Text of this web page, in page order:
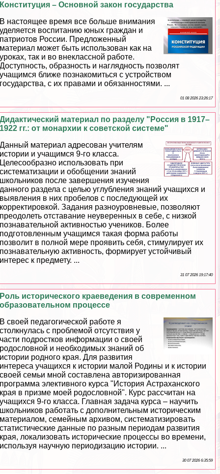
Конституция – Основной закон государства
В настоящее время все больше внимания
уделяется воспитанию юных граждан и
патриотов России. Предложенный
материал может быть использован как на
уроках, так и во внеклассной работе.
Доступность, образность и наглядность позволят
учащимся ближе познакомиться с устройством
государства, с их правами и обязанностями. ...
01 08 2026 23:26:17
Дидактический материал по разделу "Россия в 1917–
1922 гг.: от монархии к советской системе"
Данный материал адресован учителям
истории и учащимся 9-го класса.
Целесообразно использовать при
систематизации и обобщении знаний
школьников после завершения изучения
данного раздела с целью углубления знаний учащихся и
выявления в них пробелов с последующей их
корректировкой. Задания разноуровневые, позволяют
преодолеть отставание неуверенных в себе, с низкой
познавательной активностью учеников. Более
подготовленным учащимся такая форма работы
позволит в полной мере проявить себя, стимулирует их
познавательную активность, формирует устойчивый
интерес к предмету. ...
31 07 2026 19:17:40
Роль исторического краеведения в современном
образовательном процессе
В своей педагогической работе я
столкнулась с проблемой отсутствия у
части подростков информации о своей
родословной и необходимых знаний об
истории родного края. Для развития
интереса учащихся к истории малой Родины и к истории
своей семьи мной составлена авторизированная
программа элективного курса "История Астpaxaнского
края в призме моей родословной". Курс рассчитан на
учащихся 9-го класса. Главная задача курса – научить
школьников работать с дополнительным историческим
материалом, семейным архивом, систематизировать
статистические данные по разным периодам развития
края, локализовать исторические процессы во времени,
используя научную периодизацию истории. ...
30 07 2026 6:35:59